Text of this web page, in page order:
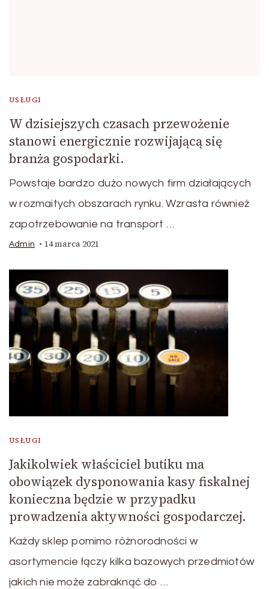
USŁUGI
W dzisiejszych czasach przewożenie
stanowi energicznie rozwijającą się
branża gospodarki.
Powstaje bardzo dużo nowych firm działających
w rozmaitych obszarach rynku. Wzrasta również
zapotrzebowanie na transport …
Admin 14 marca 2021
USŁUGI
Jakikolwiek właściciel butiku ma
obowiązek dysponowania kasy fiskalnej
konieczna będzie w przypadku
prowadzenia aktywności gospodarczej.
Każdy sklep pomimo różnorodności w
asortymencie łączy kilka bazowych przedmiotów
jakich nie może zabraknąć do …